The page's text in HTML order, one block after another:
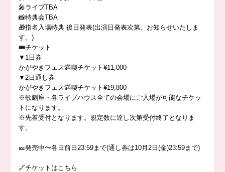
🎤ライブTBA
📸特典会TBA
🎁指名入場特典 後日発表(出演日発表次第、お知らせいたしま
す。)
🎟️チケット
▼1日券
かがやきフェス満喫チケット¥11,000
▼2日通し券
かがやきフェス満喫チケット¥19,800
※歌劇座・各ライブハウス全ての会場にご入場が可能なチケッ
トになります。
※先着受付となります。規定数に達し次第受付終了となりま
す。
🎫発売中〜各日前日23:59まで(通し券は10月2日(金)23:59まで)
🔗チケットはこちら